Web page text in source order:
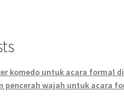
komedo untuk acara formal
pencerah wajah untuk acara